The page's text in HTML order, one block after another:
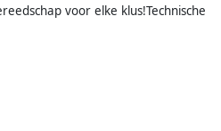
voor elke klus!Technische